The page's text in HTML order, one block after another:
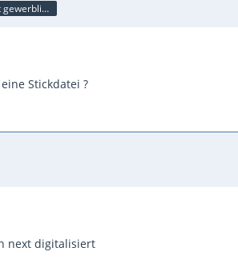
Mitglieder mit gewerblicher Verbindung, auch als Mitarbeiter/in
Stickdatei ?
next digitalisiert